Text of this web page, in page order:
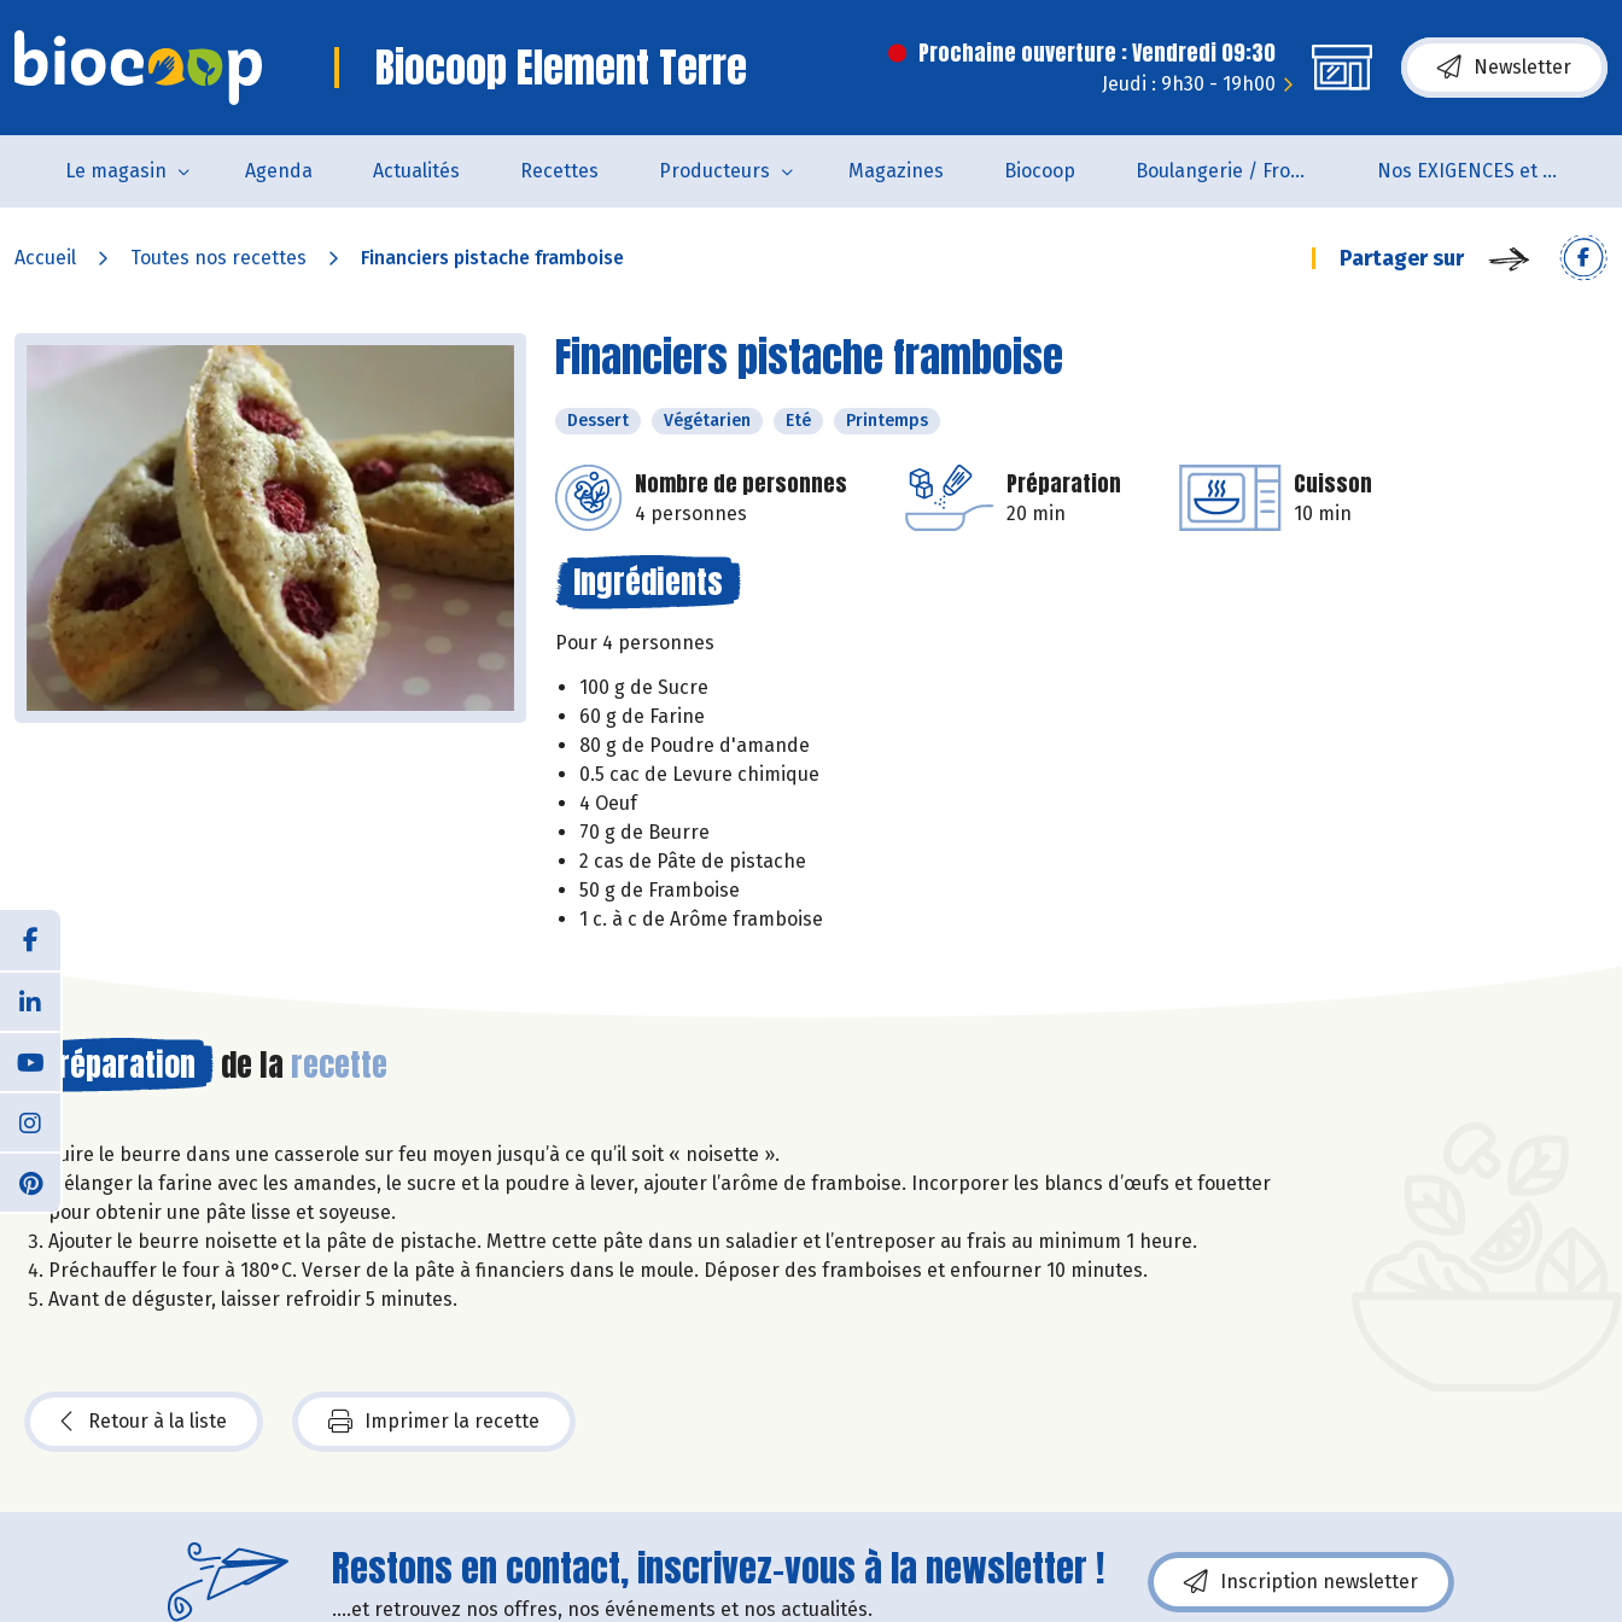
Biocoop Element Terre Prochaine ouverture : Vendredi 09:30
Jeudi : 9h30 - 19h00
Newsletter
Le magasin Agenda Actualités Recettes Producteurs Magazines Biocoop Boulangerie / Fromagerie Nos EXIGENCES et nos VALEURS
Accueil Toutes nos recettes Financiers pistache framboise Partager sur
Financiers pistache framboise
Dessert Végétarien Eté Printemps
Nombre de personnes
4 personnes
Préparation
20 min
Cuisson
10 min
Ingrédients
Pour 4 personnes
100 g de Sucre
60 g de Farine
80 g de Poudre d'amande
0.5 cac de Levure chimique
4 Oeuf
70 g de Beurre
2 cas de Pâte de pistache
50 g de Framboise
1 c. à c de Arôme framboise
Préparation de la recette
Cuire le beurre dans une casserole sur feu moyen jusqu’à ce qu’il soit « noisette ».
Mélanger la farine avec les amandes, le sucre et la poudre à lever, ajouter l’arôme de framboise. Incorporer les blancs d’œufs et fouetter
pour obtenir une pâte lisse et soyeuse.
Ajouter le beurre noisette et la pâte de pistache. Mettre cette pâte dans un saladier et l’entreposer au frais au minimum 1 heure.
Préchauffer le four à 180°C. Verser de la pâte à financiers dans le moule. Déposer des framboises et enfourner 10 minutes.
Avant de déguster, laisser refroidir 5 minutes.
Retour à la liste Imprimer la recette
Restons en contact, inscrivez-vous à la newsletter !
....et retrouvez nos offres, nos événements et nos actualités.
Inscription newsletter